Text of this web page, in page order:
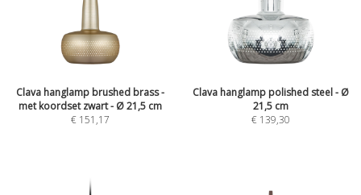
Clava hanglamp brushed brass -
met koordset zwart - Ø 21,5 cm
€ 151,17
Clava hanglamp polished steel - Ø
21,5 cm
€ 139,30